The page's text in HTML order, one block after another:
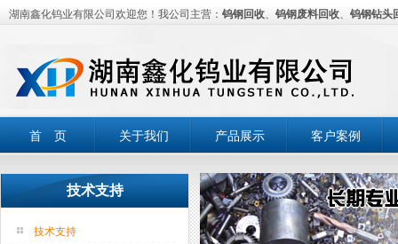
湖南鑫化钨业有限公司欢迎您！我公司主营： 钨钢回收、 钨钢废料回收、 钨钢钻头
首 页 关于我们 产品展示 客户案例
技术支持
技术支持